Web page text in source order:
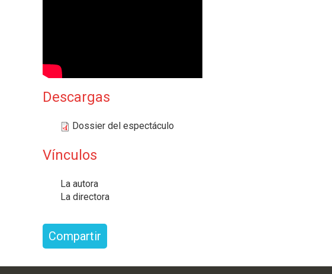
C
E
N
A
Descargas
Dossier del espectáculo
Vínculos
La autora
La directora
Compartir